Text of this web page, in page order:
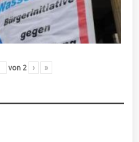
von 2 › »